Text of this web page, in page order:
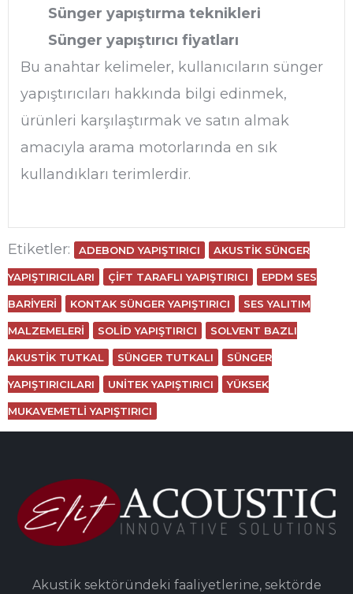
Sünger yapıştırma teknikleri
Sünger yapıştırıcı fiyatları
Bu anahtar kelimeler, kullanıcıların sünger
yapıştırıcıları hakkında bilgi edinmek,
ürünleri karşılaştırmak ve satın almak
amacıyla arama motorlarında en sık
kullandıkları terimlerdir.
Etiketler: ADEBOND YAPIŞTIRICI AKUSTIK SÜNGER
YAPIŞTIRICILARI ÇIFT TARAFLI YAPIŞTIRICI EPDM SES
BARIYERI KONTAK SÜNGER YAPIŞTIRICI SES YALITIM
MALZEMELERI SOLID YAPIŞTIRICI SOLVENT BAZLI
AKUSTIK TUTKAL SÜNGER TUTKALI SÜNGER
YAPIŞTIRICILARI UNITEK YAPIŞTIRICI YÜKSEK
MUKAVEMETLI YAPIŞTIRICI
Akustik sektöründeki faaliyetlerine, sektörde